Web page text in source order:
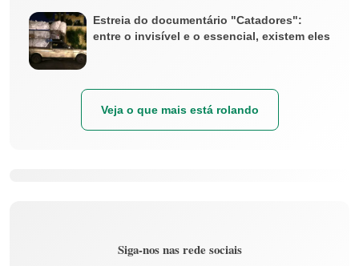
Estreia do documentário "Catadores":
entre o invisível e o essencial, existem eles
Veja o que mais está rolando
Siga-nos nas rede sociais